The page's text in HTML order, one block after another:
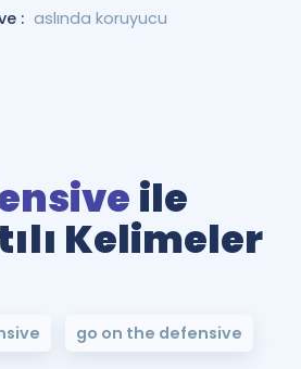
: aslında koruyucu
ile
Kelimeler
go on the defensive